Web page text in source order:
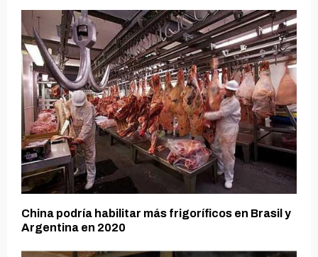
China podría habilitar más frigoríficos en Brasil y
Argentina en 2020